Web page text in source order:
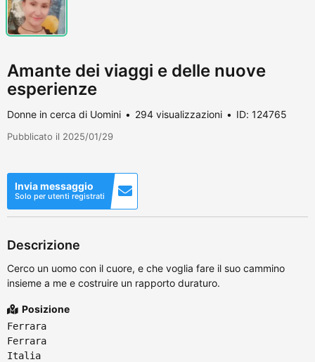
Amante dei viaggi e delle nuove
esperienze
Donne in cerca di Uomini 294 visualizzazioni ID: 124765
Pubblicato il 2025/01/29
Invia messaggio
Solo per utenti registrati
Descrizione
Cerco un uomo con il cuore, e che voglia fare il suo cammino
insieme a me e costruire un rapporto duraturo.
Posizione
Ferrara
Ferrara
Italia